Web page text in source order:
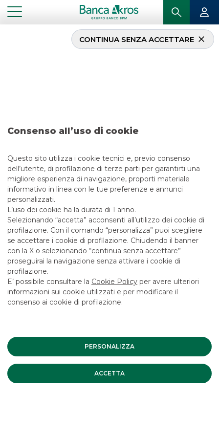
Consenso all’uso di cookie
Questo sito utilizza i cookie tecnici e, previo consenso
dell’utente, di profilazione di terze parti per garantirti una
migliore esperienza di navigazione, proporti materiale
informativo in linea con le tue preferenze e annunci
personalizzati.
L’uso dei cookie ha la durata di 1 anno.
Selezionando “accetta” acconsenti all’utilizzo dei cookie di
profilazione. Con il comando “personalizza” puoi scegliere
se accettare i cookie di profilazione. Chiudendo il banner
con la X o selezionando “continua senza accettare”
proseguirai la navigazione senza attivare i cookie di
profilazione.
E’ possibile consultare la Cookie Policy per avere ulteriori
informazioni sui cookie utilizzati e per modificare il
consenso ai cookie di profilazione.
PERSONALIZZA
ACCETTA
CONTINUA SENZA ACCETTARE
Operazione – Banco
25/6/2021
LINK UTILI
CONTATTACI
LAVORA CON NOI
SICUREZZA
ALTRI SITI DEL GRUPPO
SOCIETA' PARTECIPATE
Banca Akros, Viale Eginardo 29, 20149 Milano | P.IVA 10537050964 |